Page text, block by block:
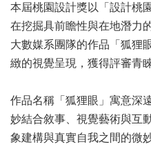
本屆桃園設計獎以「設計桃
在挖掘具前瞻性與在地潛力
大數媒系團隊的作品「狐狸
緻的視覺呈現，獲得評審青睞
作品名稱「狐狸眼」寓意深
妙結合敘事、視覺藝術與互
象建構與真實自我之間的微